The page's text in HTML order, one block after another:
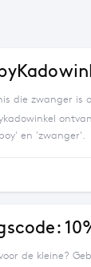
die zwanger is
en 'zwanger'.
de kleine?